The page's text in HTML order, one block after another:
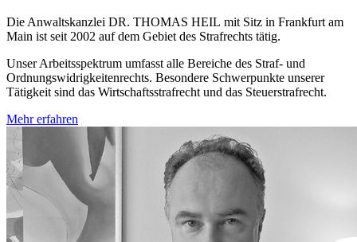
Die Anwaltskanzlei DR. THOMAS HEIL mit Sitz in Frankfurt am
Main ist seit 2002 auf dem Gebiet des Strafrechts tätig.
Unser Arbeitsspektrum umfasst alle Bereiche des Straf- und
Ordnungswidrigkeitenrechts. Besondere Schwerpunkte unserer
Tätigkeit sind das Wirtschaftsstrafrecht und das Steuerstrafrecht.
Mehr erfahren